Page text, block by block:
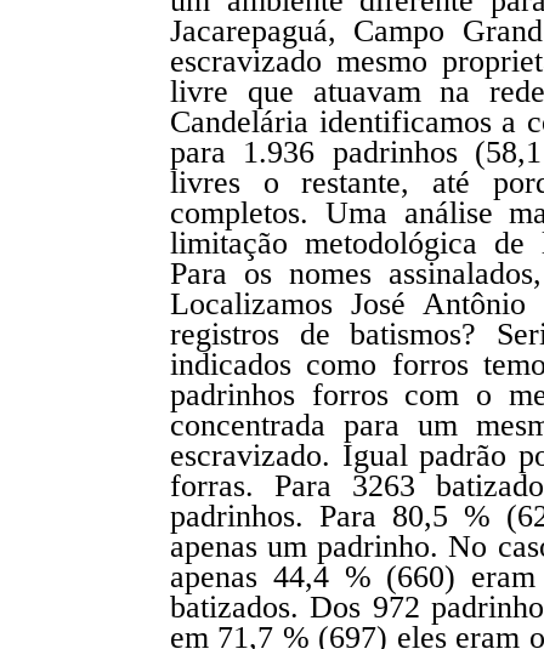
Jacarepaguá, Campo
escravizado mesmo
livre que atuavam na
Candelária identificamos a
para 1.936 padrinhos
livres o restante, até
completos. Uma análise
limitação metodológica
Para os nomes
Localizamos José
registros de batismos?
indicados como forros
padrinhos forros com o
concentrada para um
escravizado. Igual padrão
forras. Para 3263
padrinhos. Para 80,5 %
apenas um padrinho. No
apenas 44,4 % (660)
batizados. Dos 972
em 71,7 % (697) eles eram